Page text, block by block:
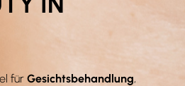
für Gesichtsbehandlung,